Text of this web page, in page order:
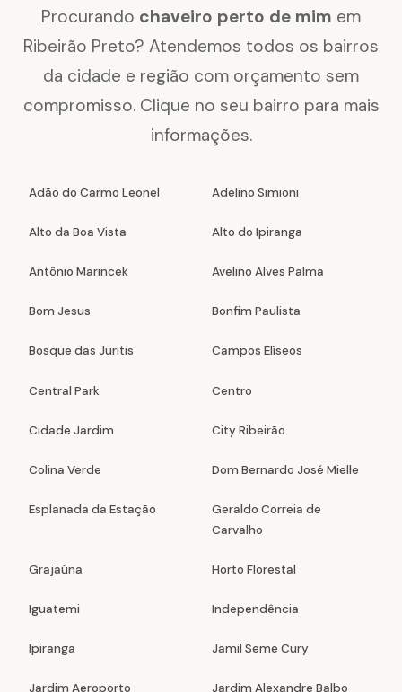
Procurando chaveiro perto de mim em
Ribeirão Preto? Atendemos todos os bairros
da cidade e região com orçamento sem
compromisso. Clique no seu bairro para mais
informações.
Adão do Carmo Leonel Adelino Simioni
Alto da Boa Vista Alto do Ipiranga
Antônio Marincek Avelino Alves Palma
Bom Jesus Bonfim Paulista
Bosque das Juritis Campos Elíseos
Central Park Centro
Cidade Jardim City Ribeirão
Colina Verde Dom Bernardo José Mielle
Esplanada da Estação
Geraldo Correia de
Carvalho
Grajaúna Horto Florestal
Iguatemi Independência
Ipiranga Jamil Seme Cury
Jardim Aeroporto Jardim Alexandre Balbo